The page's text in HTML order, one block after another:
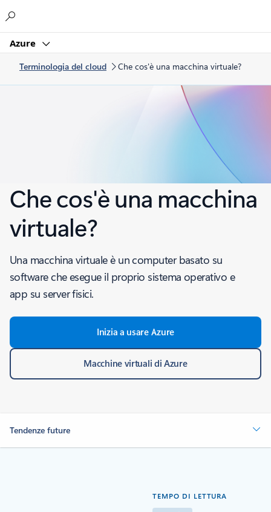
Azure
Terminologia del cloud Che cos'è una macchina virtuale?
Che cos'è una macchina
virtuale?
Una macchina virtuale è un computer basato su
software che esegue il proprio sistema operativo e
app su server fisici.
Inizia a usare Azure
Macchine virtuali di Azure
Tendenze future
TEMPO DI LETTURA